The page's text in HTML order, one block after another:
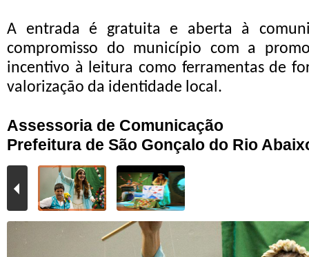
A entrada é gratuita e aberta à
compromisso do município com a
incentivo à leitura como ferramentas de
valorização da identidade local.
Assessoria de Comunicação
Prefeitura de São Gonçalo do Rio